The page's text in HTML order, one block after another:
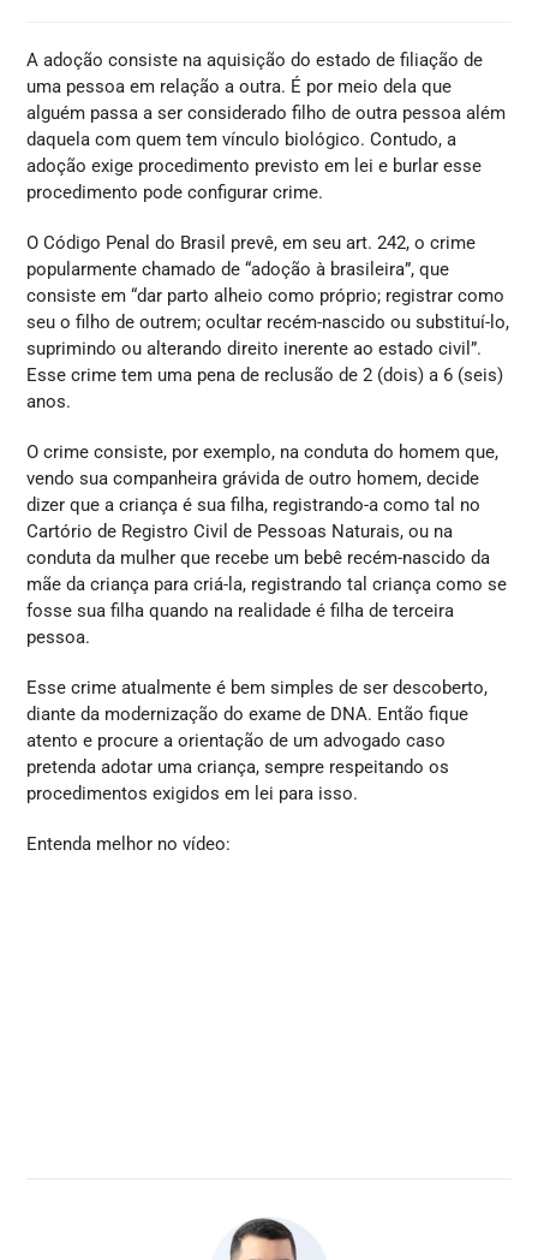
A adoção consiste na aquisição do estado de filiação de
uma pessoa em relação a outra. É por meio dela que
alguém passa a ser considerado filho de outra pessoa além
daquela com quem tem vínculo biológico. Contudo, a
adoção exige procedimento previsto em lei e burlar esse
procedimento pode configurar crime.
O Código Penal do Brasil prevê, em seu art. 242, o crime
popularmente chamado de “adoção à brasileira”, que
consiste em “dar parto alheio como próprio; registrar como
seu o filho de outrem; ocultar recém-nascido ou substituí-lo,
suprimindo ou alterando direito inerente ao estado civil”.
Esse crime tem uma pena de reclusão de 2 (dois) a 6 (seis)
anos.
O crime consiste, por exemplo, na conduta do homem que,
vendo sua companheira grávida de outro homem, decide
dizer que a criança é sua filha, registrando-a como tal no
Cartório de Registro Civil de Pessoas Naturais, ou na
conduta da mulher que recebe um bebê recém-nascido da
mãe da criança para criá-la, registrando tal criança como se
fosse sua filha quando na realidade é filha de terceira
pessoa.
Esse crime atualmente é bem simples de ser descoberto,
diante da modernização do exame de DNA. Então fique
atento e procure a orientação de um advogado caso
pretenda adotar uma criança, sempre respeitando os
procedimentos exigidos em lei para isso.
Entenda melhor no vídeo: